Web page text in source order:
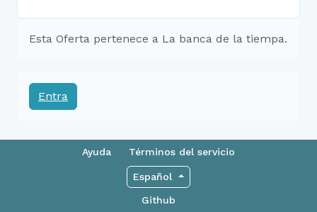
Esta Oferta pertenece a La banca de la tiempa.
Entra
Ayuda Términos del servicio
Español
Github